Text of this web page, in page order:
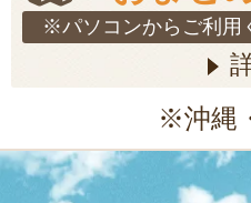
※パソコンからご利用
※沖縄